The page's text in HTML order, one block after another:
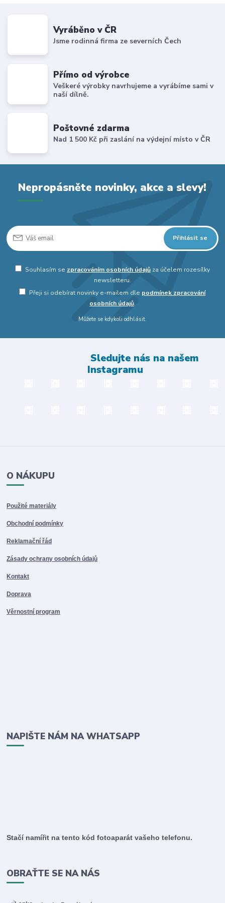
Vyráběno v ČR
Jsme rodinná firma ze severních Čech
Přímo od výrobce
Veškeré výrobky navrhujeme a vyrábíme sami v
naší dílně.
Poštovné zdarma
Nad 1 500 Kč při zaslání na výdejní místo v ČR
Nepropásněte novinky, akce a slevy!
Přihlásit se
Souhlasím se zpracováním osobních údajůza účelem rozesílky
newsletteru.
Přeji si odebírat novinky e-mailem dle podmínek zpracování
osobních údajů.
Můžete se kdykoli odhlásit.
Sledujte nás na našem
Instagramu
O NÁKUPU
Použité materiály
Obchodní podmínky
Reklamační řád
Zásady ochrany osobních údajů
Kontakt
Doprava
Věrnostní program
NAPIŠTE NÁM NA WHATSAPP
Stačí namířit na tento kód fotoaparát vašeho telefonu.
OBRAŤTE SE NA NÁS